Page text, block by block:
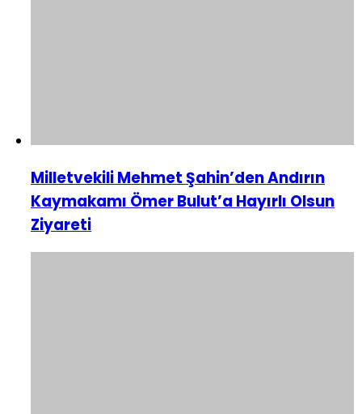
Milletvekili Mehmet Şahin’den Andırın
Kaymakamı Ömer Bulut’a Hayırlı Olsun
Ziyareti